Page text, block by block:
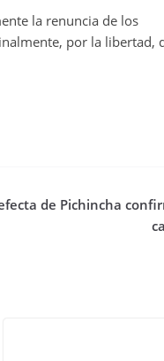
la renuncia de los
por la libertad,
de Pichincha